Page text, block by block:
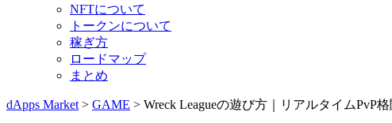
NFTについて
トークンについて
稼ぎ方
ロードマップ
まとめ
dApps Market > GAME > Wreck Leagueの遊び方｜リアルタイムPvP